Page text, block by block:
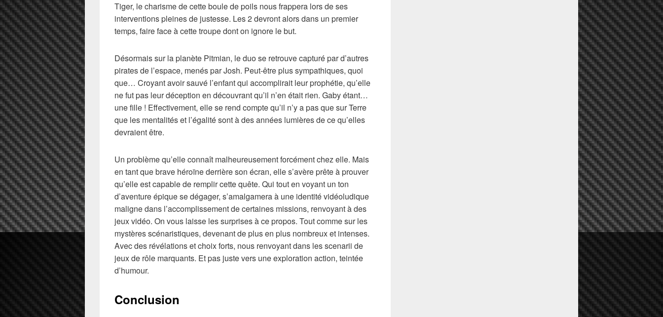
Tiger, le charisme de cette boule de poils nous frappera lors de ses
interventions pleines de justesse. Les 2 devront alors dans un premier
temps, faire face à cette troupe dont on ignore le but.
Désormais sur la planète Pitmian, le duo se retrouve capturé par d’autres
pirates de l’espace, menés par Josh. Peut-être plus sympathiques, quoi
que… Croyant avoir sauvé l’enfant qui accomplirait leur prophétie, qu’elle
ne fut pas leur déception en découvrant qu’il n’en était rien. Gaby étant…
une fille ! Effectivement, elle se rend compte qu’il n’y a pas que sur Terre
que les mentalités et l’égalité sont à des années lumières de ce qu’elles
devraient être.
Un problème qu’elle connaît malheureusement forcément chez elle. Mais
en tant que brave héroïne derrière son écran, elle s’avère prête à prouver
qu’elle est capable de remplir cette quête. Qui tout en voyant un ton
d’aventure épique se dégager, s’amalgamera à une identité vidéoludique
maligne dans l’accomplissement de certaines missions, renvoyant à des
jeux vidéo. On vous laisse les surprises à ce propos. Tout comme sur les
mystères scénaristiques, devenant de plus en plus nombreux et intenses.
Avec des révélations et choix forts, nous renvoyant dans les scenarii de
jeux de rôle marquants. Et pas juste vers une exploration action, teintée
d’humour.
Conclusion